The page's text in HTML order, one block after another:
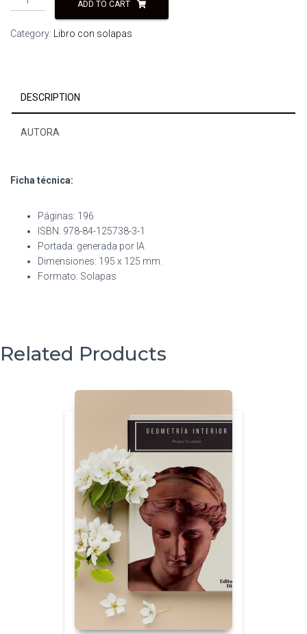
chasca.
Navarro
ADD TO CART
Category: Libro con solapas
DESCRIPTION
AUTORA
Ficha técnica:
Páginas: 196
ISBN: 978-84-125738-3-1
Portada: generada por IA
Dimensiones: 195 x 125 mm.
Formato: Solapas
Related Products